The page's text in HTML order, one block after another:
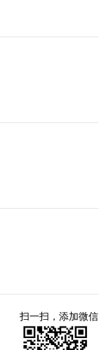
扫一扫，添加微信